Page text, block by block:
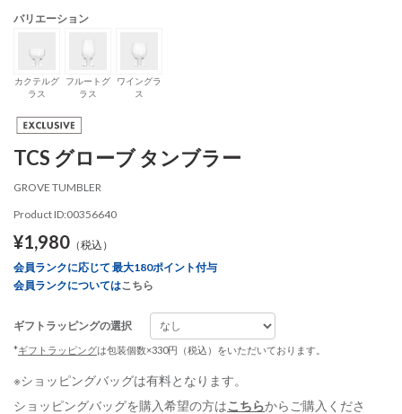
バリエーション
カクテルグ
ラス
フルートグ
ラス
ワイングラ
ス
TCS グローブ タンブラー
GROVE TUMBLER
Product ID:00356640
¥1,980 （税込）
会員ランクに応じて 最大180ポイント付与
会員ランクについてはこちら
ギフトラッピングの選択
*ギフトラッピングは包装個数×330円（税込）をいただいております。
※ショッピングバッグは有料となります。
ショッピングバッグを購入希望の方はこちらからご購入くださ